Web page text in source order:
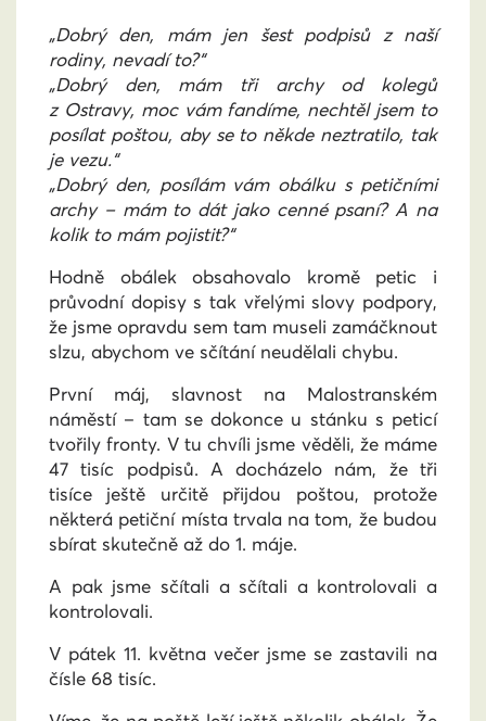
„Dobrý den, mám jen šest podpisů z naší
rodiny, nevadí to?“
„Dobrý den, mám tři archy od kolegů
z Ostravy, moc vám fandíme, nechtěl jsem to
posílat poštou, aby se to někde neztratilo, tak
je vezu.“
„Dobrý den, posílám vám obálku s petičními
archy – mám to dát jako cenné psaní? A na
kolik to mám pojistit?“
Hodně obálek obsahovalo kromě petic i
průvodní dopisy s tak vřelými slovy podpory,
že jsme opravdu sem tam museli zamáčknout
slzu, abychom ve sčítání neudělali chybu.
První máj, slavnost na Malostranském
náměstí – tam se dokonce u stánku s peticí
tvořily fronty. V tu chvíli jsme věděli, že máme
47 tisíc podpisů. A docházelo nám, že tři
tisíce ještě určitě přijdou poštou, protože
některá petiční místa trvala na tom, že budou
sbírat skutečně až do 1. máje.
A pak jsme sčítali a sčítali a kontrolovali a
kontrolovali.
V pátek 11. května večer jsme se zastavili na
čísle 68 tisíc.